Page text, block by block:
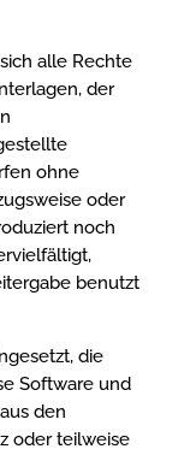
alle Rechte
der
ohne
oder
noch
benutzt
die
Software und
den
oder teilweise